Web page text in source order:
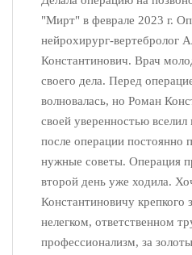
"Мирт" в феврале 2023 г.
нейрохирург-вертебролог
Константинович. Врач
своего дела. Перед
волновалась, но Роман
своей уверенностью
после операции постоянно
нужные советы. Операция
второй день уже ходила.
Константиновичу крепкого
нелегком, ответственном
профессионализм, за